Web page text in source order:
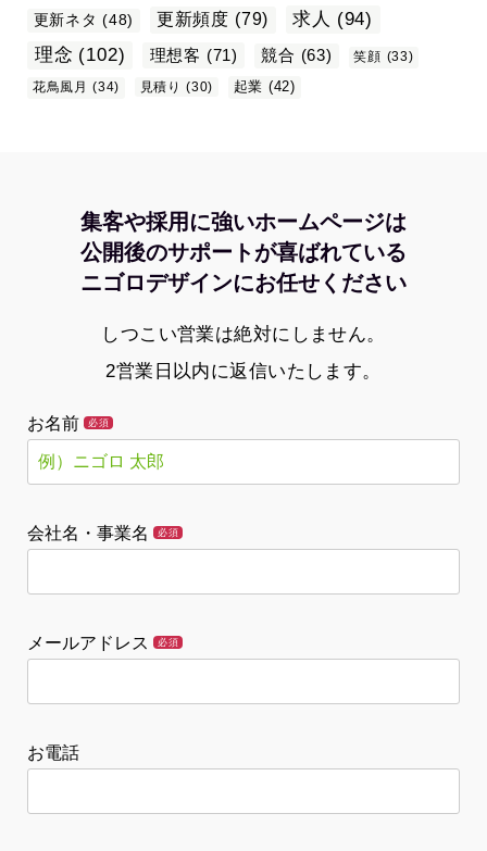
更新ネタ (48) 更新頻度 (79) 求人 (94)
理念 (102) 理想客 (71) 競合 (63) 笑顔 (33)
花鳥風月
(34) 見積り (30) 起業 (42)
集客や採用に強いホームページは
公開後のサポートが喜ばれている
ニゴロデザインにお任せください
しつこい営業は絶対にしません。
2営業日以内に返信いたします。
お名前 必須
会社名・事業名 必須
メールアドレス 必須
お電話